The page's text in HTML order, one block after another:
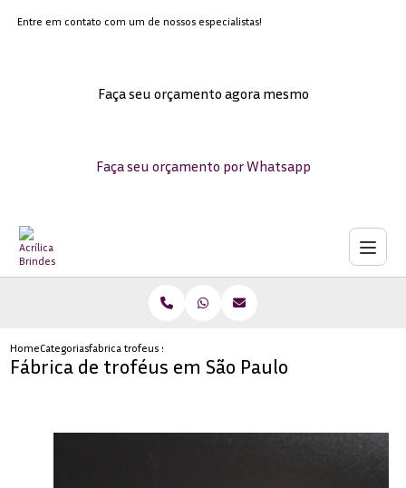
Entre em contato com um de nossos especialistas!
Faça seu orçamento agora mesmo
Faça seu orçamento por Whatsapp
HomeCategoriasfabrica trofeus sao paulo
Fábrica de troféus em São Paulo